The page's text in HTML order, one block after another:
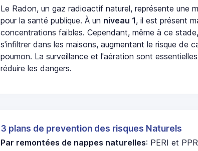
Le Radon, un gaz radioactif naturel, représente une
pour la santé publique. À un niveau 1, il est présent
concentrations faibles. Cependant, même à ce
s'infiltrer dans les maisons, augmentant le risque de
poumon. La surveillance et l'aération sont
réduire les dangers.
3 plans de prevention des risques Naturels
Par remontées de nappes naturelles: PERI et